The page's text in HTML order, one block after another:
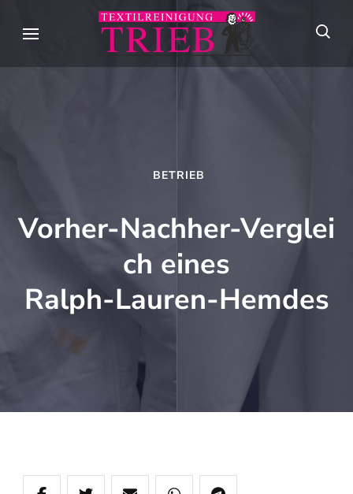
Trieb
Textilpflege seit
BETRIEB
Vorher‑Nachher‑Verglei
ch eines
Ralph‑Lauren‑Hemdes